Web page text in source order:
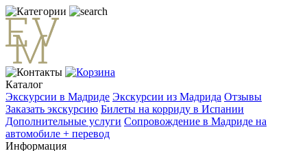
Каталог
Экскурсии в Мадриде Экскурсии из Мадрида Отзывы
Заказать экскурсию Билеты на корриду в Испании
Дополнительные услуги Сопровождение в Мадриде на
автомобиле + перевод
Информация